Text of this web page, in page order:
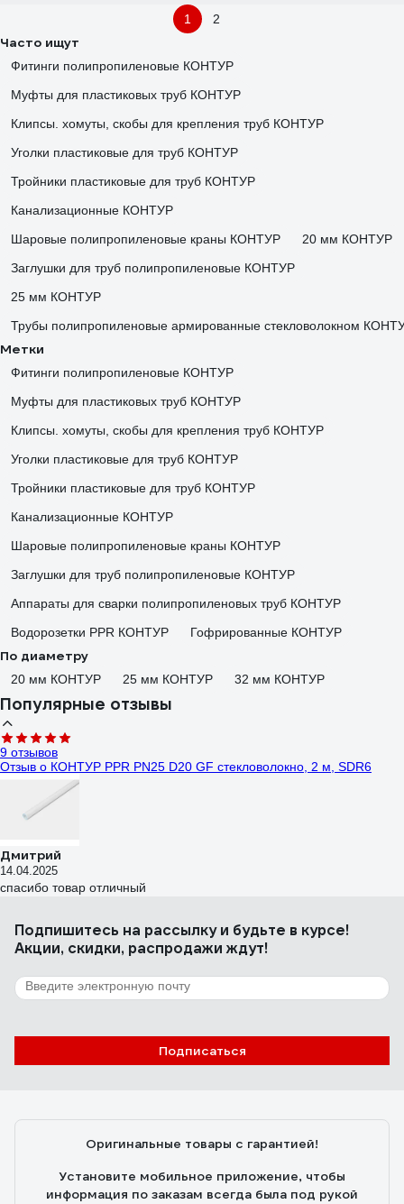
1 2
Часто ищут
Фитинги полипропиленовые КОНТУР
Муфты для пластиковых труб КОНТУР
Клипсы. хомуты, скобы для крепления труб КОНТУР
Уголки пластиковые для труб КОНТУР
Тройники пластиковые для труб КОНТУР
Канализационные КОНТУР
Шаровые полипропиленовые краны КОНТУР
20 мм КОНТУР
Заглушки для труб полипропиленовые КОНТУР
25 мм КОНТУР
Трубы полипропиленовые армированные стекловолокном
Метки
Фитинги полипропиленовые КОНТУР
Муфты для пластиковых труб КОНТУР
Клипсы. хомуты, скобы для крепления труб КОНТУР
Уголки пластиковые для труб КОНТУР
Тройники пластиковые для труб КОНТУР
Канализационные КОНТУР
Шаровые полипропиленовые краны КОНТУР
Заглушки для труб полипропиленовые КОНТУР
Аппараты для сварки полипропиленовых труб КОНТУР
Водорозетки PPR КОНТУР
Гофрированные КОНТУР
По диаметру
20 мм КОНТУР 25 мм КОНТУР 32 мм КОНТУР
Популярные отзывы
9 отзывов
Отзыв о КОНТУР PPR PN25 D20 GF стекловолокно, 2 м, SDR6
Дмитрий
14.04.2025
спасибо товар отличный
Подпишитесь на рассылкуи будьте в курсе!
Акции, скидки, распродажи ждут!
Подписаться
Оригинальные товары с гарантией!
Установите мобильное приложение, чтобы
информация по заказам всегда была под рукой